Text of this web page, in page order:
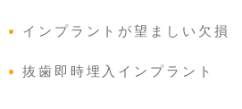
インプラントが望ましい欠損
抜歯即時埋入インプラント